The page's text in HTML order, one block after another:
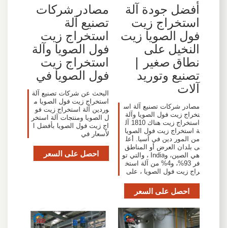
أفضل جودة آلة
استخراج زيت
فول الصويا زيت
النخيل على
نطاق صغير |
تصنيع وتوريد
آلات
مصادر شركات تصنيع آلة اس
تخراج زيت فول الصويا وآلة
استخراج زيت هناك 1810 آل
ة استخراج زيت فول الصويا
من المور دين في آسيا. أعل
ى بلدان العرض أو المناطق
هي الصين، وIndia ، والتي تو
فر 93%، و4% من آلة استخ
راج زيت فول الصويا ، على
احصل على السعر
مصادر شركات
تصنيع آلة
استخراج زيت
فول الصويا وآلة
استخراج زيت
فول الصويا في
البحث عن شركات تصنيع آلة
استخراج زيت فول الصويا م
وردين آلة استخراج زيت فو
ل الصويا ومنتجات آلة استخر
اج زيت فول الصويا بأفضل ا
لأسعار في
احصل على السعر